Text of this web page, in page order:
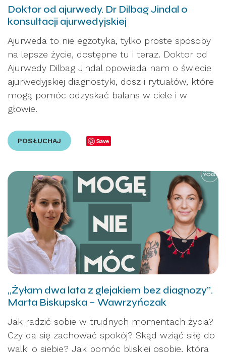
Doktor od ajurwedy. Dr Dilbag Jindal o
konsultacji ajurwedyjskiej
Ajurweda to nie egzotyka, tylko proste sposoby
na lepsze życie, dostępne tu i teraz. Doktor od
Ajurwedy Dilbag Jindal opowiada nam o świecie
ajurwedyjskiej diagnostyki, dosz i rytuałów, które
mogą pomóc odzyskać balans w ciele i w
głowie.
POSŁUCHAJ Save
„Żyłam dwa lata z glejakiem bez diagnozy”.
Marta Biskupska – Wawrzyńczak
Jak radzić sobie w trudnych momentach życia?
Czy da się zachować spokój? Skąd wziąć siłę do
walki o siebie? Jak pomóc bliskiej osobie, która